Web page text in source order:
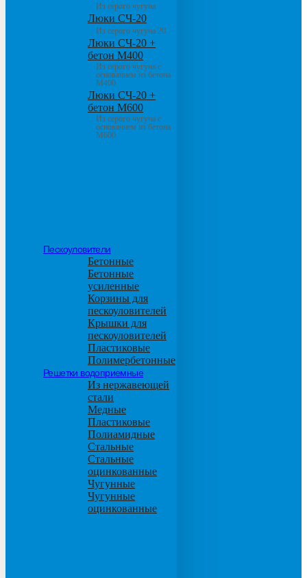
Из серого чугуна
Люки СЧ-20
Из серого чугуна 20
Люки СЧ-20 +
бетон М400
Из серого чугуна с
основанием из бетона
М400
Люки СЧ-20 +
бетон М600
Из серого чугуна с
основанием из бетона
М600
Пескоуловители
Бетонные
Бетонные
усиленные
Корзины для
пескоуловителей
Крышки для
пескоуловителей
Пластиковые
Полимербетонные
Решетки водоприемные
Из нержавеющей
стали
Медные
Пластиковые
Полиамидные
Стальные
Стальные
оцинкованные
Чугунные
Чугунные
оцинкованные